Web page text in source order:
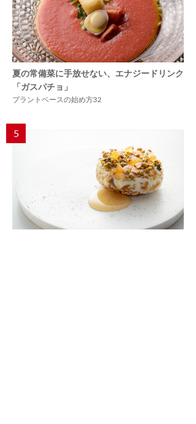
夏の常備菜に手放せない、エナジードリンク
「ガスパチョ」
プラントベースの始め方32
5